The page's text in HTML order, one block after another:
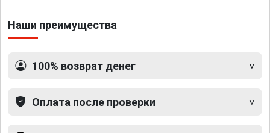
Наши преимущества
100% возврат денег
Оплата после проверки